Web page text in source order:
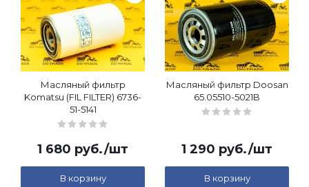
Масляный фильтр
Komatsu (FIL FILTER) 6736-
51-5141
1 680 руб./шт
В корзину
Масляный фильтр Doosan
65.05510-5021B
1 290 руб./шт
В корзину